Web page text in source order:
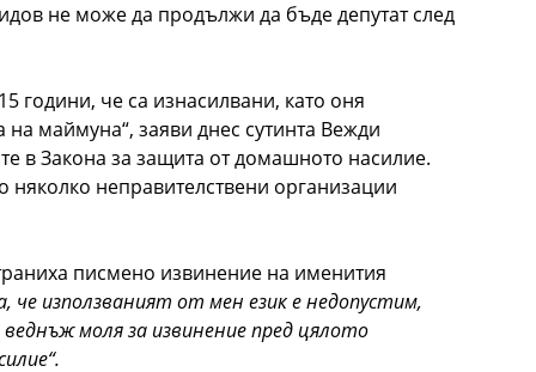
не може да продължи да бъде депутат след
години, че са изнасилвани, като оня
маймуна“, заяви днес сутинта Вежди
в Закона за защита от домашното насилие.
няколко неправителствени организации
писмено извинение на именития
че използваният от мен език е недопустим,
моля за извинение пред цялото